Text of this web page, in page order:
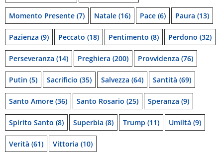
Momento Presente (7) Natale (16) Pace (6) Paura (13)
Pazienza (9) Peccato (18) Pentimento (8) Perdono (32)
Perseveranza (14) Preghiera (200) Provvidenza (76)
Putin (5) Sacrificio (35) Salvezza (64) Santità (69)
Santo Amore (36) Santo Rosario (25) Speranza (9)
Spirito Santo (8) Superbia (8) Trump (11) Umiltà (9)
Verità (61) Vittoria (10)